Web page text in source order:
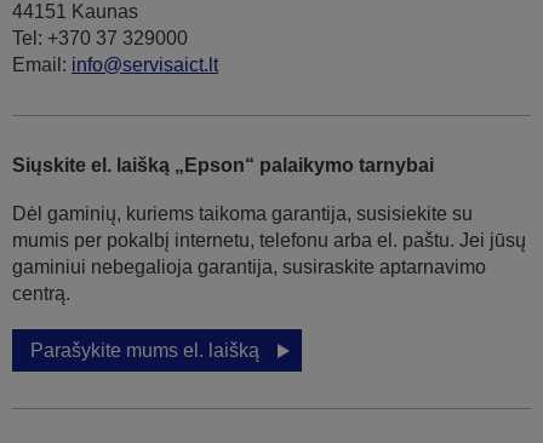
44151 Kaunas
Tel: +370 37 329000
Email: info@servisaict.lt
Siųskite el. laišką „Epson“ palaikymo tarnybai
Dėl gaminių, kuriems taikoma garantija, susisiekite su
mumis per pokalbį internetu, telefonu arba el. paštu. Jei jūsų
gaminiui nebegalioja garantija, susiraskite aptarnavimo
centrą.
Parašykite mums el. laišką